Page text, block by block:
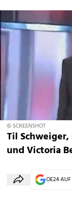
© SCREENSHOT
Til
und Victoria
OE24